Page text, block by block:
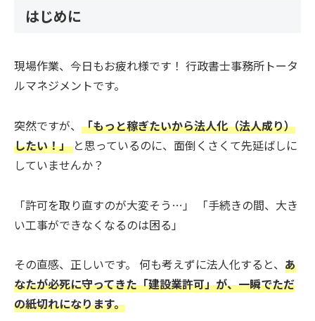
はじめに
現場作業、今日もお疲れ様です！ 行政書士事務所トータ
ルマネジメントです。
突然ですが、 「もっと稼ぎたいから法人化（法人成り）
したい！」 と思っているのに、面倒くさくて先延ばしに
していませんか？
「許可を取り直すのが大変そう…」 「手続きの間、大き
い工事ができなくなるのは困る」
その直感、正しいです。 何も考えずに法人化すると、 あ
なたが必死に守ってきた「建設業許可」が、一瞬でただ
の紙切れになります。